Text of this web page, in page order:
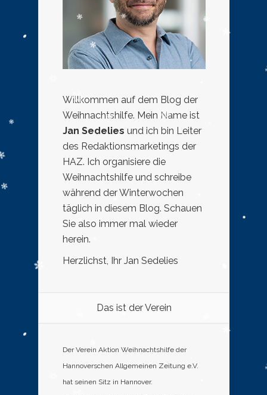
Willkommen auf dem Blog der
Weihnachtshilfe. Mein Name ist
Jan Sedelies und ich bin Leiter
des Redaktionsmarketings der
HAZ. Ich organisiere die
Weihnachtshilfe und schreibe
während der Winterwochen
täglich in diesem Blog. Schauen
Sie also immer mal wieder
herein.
Herzlichst, Ihr Jan Sedelies
Das ist der Verein
Der Verein Aktion Weihnachtshilfe der
Hannoverschen Allgemeinen Zeitung e.V.
hat seinen Sitz in Hannover.